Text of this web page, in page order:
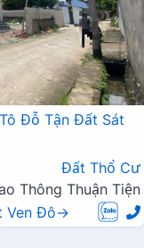
Đỗ Tận Đất Sát
Đất Thổ Cư
Thông Thuận Tiện
Ven Đô→